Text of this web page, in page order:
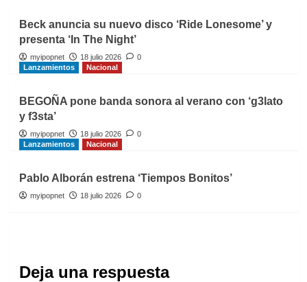
Beck anuncia su nuevo disco ‘Ride Lonesome’ y
presenta ‘In The Night’
myipopnet 18 julio 2026
0
Lanzamientos
Nacional
BEGOÑA pone banda sonora al verano con ‘g3lato
y f3sta’
myipopnet 18 julio 2026
0
Lanzamientos
Nacional
Pablo Alborán estrena ‘Tiempos Bonitos’
myipopnet 18 julio 2026 0
Deja una respuesta